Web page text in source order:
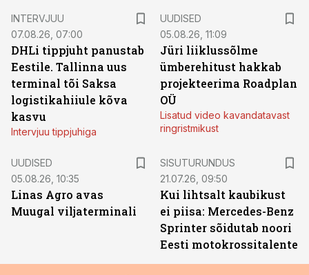
INTERVJUU
07.08.26, 07:00
DHLi tippjuht panustab
Eestile. Tallinna uus
terminal tõi Saksa
logistikahiiule kõva
kasvu
Intervjuu tippjuhiga
UUDISED
05.08.26, 11:09
Jüri liiklussõlme
ümberehitust hakkab
projekteerima Roadplan
OÜ
Lisatud video kavandatavast
ringristmikust
UUDISED
05.08.26, 10:35
Linas Agro avas
Muugal viljaterminali
SISUTURUNDUS
21.07.26, 09:50
Kui lihtsalt kaubikust
ei piisa: Mercedes-Benz
Sprinter sõidutab noori
Eesti motokrossitalente